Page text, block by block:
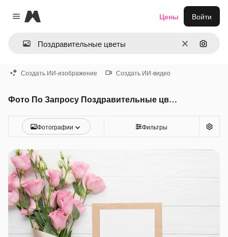
Close menu
Magnific
ОчиститьПоиск
Цены Войти
Создать ИИ-изображение Создать ИИ-видео
Фото По Запросу Поздравительные цветы
Фотографии Фильтры